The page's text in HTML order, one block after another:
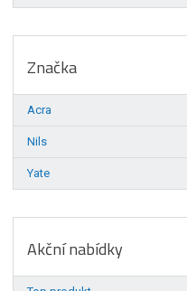
Značka
Acra
Nils
Yate
Akční nabídky